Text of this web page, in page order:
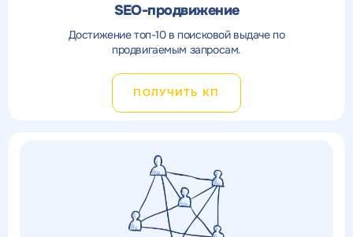
SEO-продвижение
Достижение топ-10 в поисковой выдаче по
продвигаемым запросам.
ПОЛУЧИТЬ КП